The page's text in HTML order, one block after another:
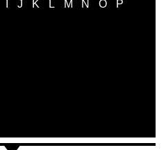
J K L M N O
P